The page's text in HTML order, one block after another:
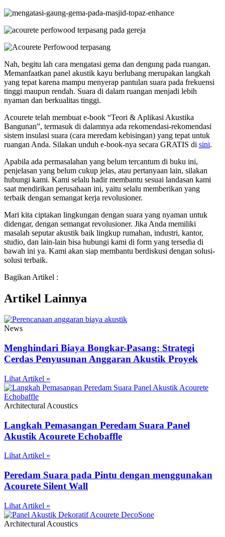
Nah, begitu lah cara mengatasi gema dan dengung pada ruangan.
Memanfaatkan panel akustik kayu berlubang merupakan langkah
yang tepat karena mampu menyerap pantulan suara pada frekuensi
tinggi maupun rendah. Suara di dalam ruangan menjadi lebih
nyaman dan berkualitas tinggi.
Acourete telah membuat e-book “Teori & Aplikasi Akustika
Bangunan”, termasuk di dalamnya ada rekomendasi-rekomendasi
sistem insulasi suara (cara meredam kebisingan) yang tepat untuk
ruangan Anda. Silakan unduh e-book-nya secara GRATIS di sini.
Apabila ada permasalahan yang belum tercantum di buku ini,
penjelasan yang belum cukup jelas, atau pertanyaan lain, silakan
hubungi kami. Kami selalu hadir membantu sesuai landasan kami
saat mendirikan perusahaan ini, yaitu selalu memberikan yang
terbaik dengan semangat kerja revolusioner.
Mari kita ciptakan lingkungan dengan suara yang nyaman untuk
didengar, dengan semangat revolusioner. Jika Anda memiliki
masalah seputar akustik baik lingkup rumahan, industri, kantor,
studio, dan lain-lain bisa hubungi kami di form yang tersedia di
bawah ini ya. Kami akan siap membantu berdiskusi dengan solusi-
solusi terbaik.
Bagikan Artikel :
Artikel Lainnya
News
Menghindari Biaya Bongkar-Pasang: Strategi
Cerdas Penyusunan Anggaran Akustik Proyek
Lihat Artikel »
Architectural Acoustics
Langkah Pemasangan Peredam Suara Panel
Akustik Acourete Echobaffle
Lihat Artikel »
Peredam Suara pada Pintu dengan menggunakan
Acourete Silent Wall
Lihat Artikel »
Architectural Acoustics